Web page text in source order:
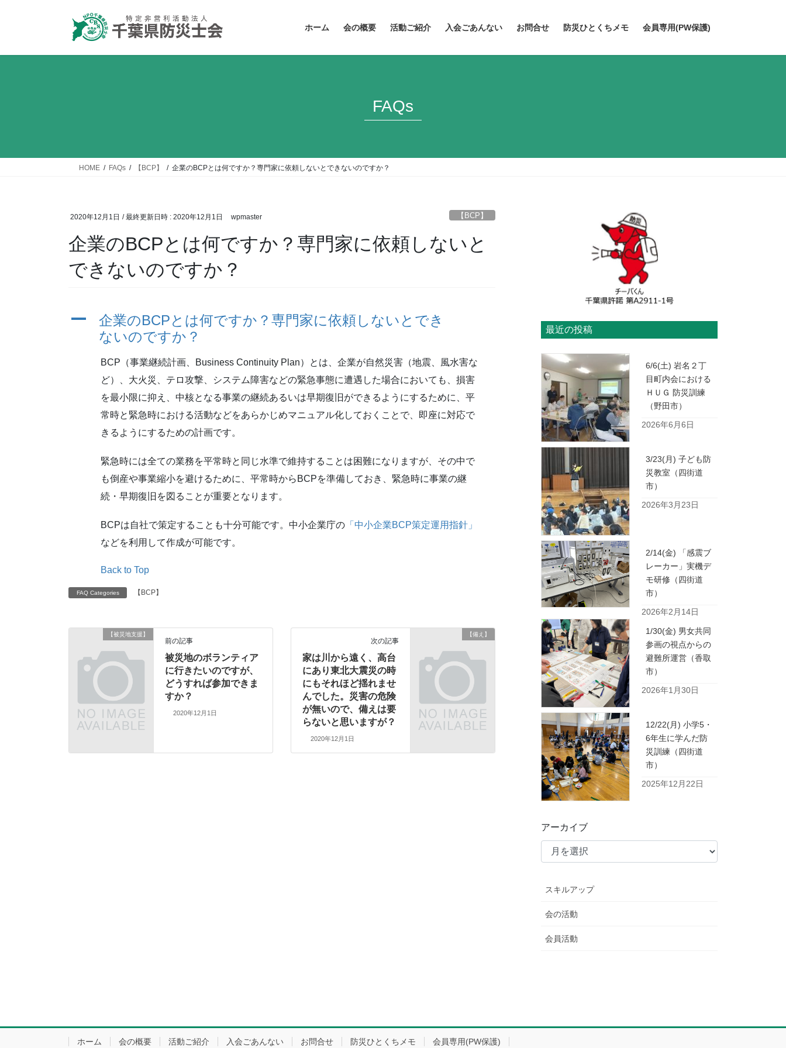
ホーム 会の概要 活動ご紹介 入会ごあんない お問合せ 防災ひとくちメモ 会員専用(PW保護)
FAQs
HOME FAQs 【BCP】 企業のBCPとは何ですか？専門家に依頼しないとできないのですか？
2020年12月1日 / 最終更新日時 : 2020年12月1日 wpmaster 【BCP】
企業のBCPとは何ですか？専門家に依頼しないと
できないのですか？
A
企業のBCPとは何ですか？専門家に依頼しないとでき
ないのですか？
BCP（事業継続計画、Business Continuity Plan）とは、企業が自然災害（地震、風水害な
ど）、大火災、テロ攻撃、システム障害などの緊急事態に遭遇した場合においても、損害
を最小限に抑え、中核となる事業の継続あるいは早期復旧ができるようにするために、平
常時と緊急時における活動などをあらかじめマニュアル化しておくことで、即座に対応で
きるようにするための計画です。
緊急時には全ての業務を平常時と同じ水準で維持することは困難になりますが、その中で
も倒産や事業縮小を避けるために、平常時からBCPを準備しておき、緊急時に事業の継
続・早期復旧を図ることが重要となります。
BCPは自社で策定することも十分可能です。中小企業庁の 「中小企業BCP策定運用指針」
などを利用して作成が可能です。
Back to Top
FAQ Categories 【BCP】
【被災地支援】
前の記事
被災地のボランティア
に行きたいのですが、
どうすれば参加できま
すか？
2020年12月1日
【備え】
次の記事
家は川から遠く、高台
にあり東北大震災の時
にもそれほど揺れませ
んでした。災害の危険
が無いので、備えは要
らないと思いますが？
2020年12月1日
最近の投稿
6/6(土) 岩名２丁
目町内会における
ＨＵＧ 防災訓練
（野田市）
2026年6月6日
3/23(月) 子ども防
災教室（四街道
市）
2026年3月23日
2/14(金) 「感震ブ
レーカー」実機デ
モ研修（四街道
市）
2026年2月14日
1/30(金) 男女共同
参画の視点からの
避難所運営（香取
市）
2026年1月30日
12/22(月) 小学5・
6年生に学んだ防
災訓練（四街道
市）
2025年12月22日
アーカイブ
スキルアップ
会の活動
会員活動
ホーム 会の概要 活動ご紹介 入会ごあんない お問合せ 防災ひとくちメモ 会員専用(PW保護)